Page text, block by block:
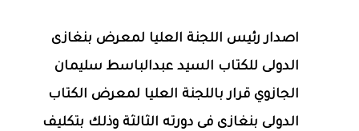
اصدار رئيس اللجنة العليا لمعرض بنغازى
الدولى للكتاب السيد عبدالباسط سليمان
الجازوي قرار باللجنة العليا لمعرض الكتاب
الدولى بنغازى فى دورته الثالثة وذلك بتكليف